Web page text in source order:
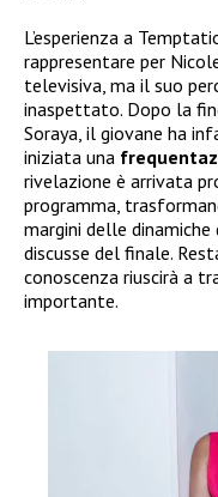
L’esperienza a
rappresentare per
televisiva, ma il suo
inaspettato. Dopo la
Soraya, il giovane ha
iniziata una
rivelazione è arrivata
programma,
margini delle
discusse del finale.
conoscenza riuscirà a
importante.